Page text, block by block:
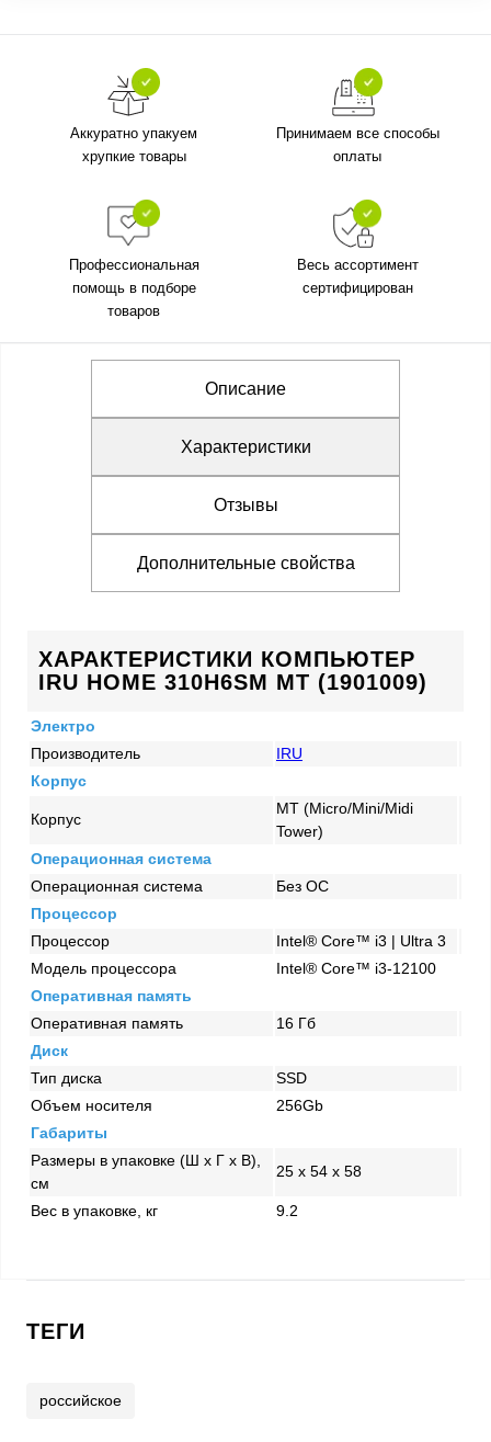
Аккуратно упакуем
хрупкие товары
Принимаем все способы
оплаты
Профессиональная
помощь в подборе
товаров
Весь ассортимент
сертифицирован
Описание
Характеристики
Отзывы
Дополнительные свойства
ХАРАКТЕРИСТИКИ КОМПЬЮТЕР
IRU HOME 310H6SM MT (1901009)
Электро
Производитель
IRU
Корпус
Корпус
MT (Micro/Mini/Midi
Tower)
Операционная система
Операционная система
Без ОС
Процессор
Процессор
Intel® Core™ i3 | Ultra 3
Модель процессора
Intel® Core™ i3-12100
Оперативная память
Оперативная память
16 Гб
Диск
Тип диска
SSD
Объем носителя
256Gb
Габариты
Размеры в упаковке (Ш x Г x В),
см
25 x 54 x 58
Вес в упаковке, кг 9.2
ТЕГИ
российское